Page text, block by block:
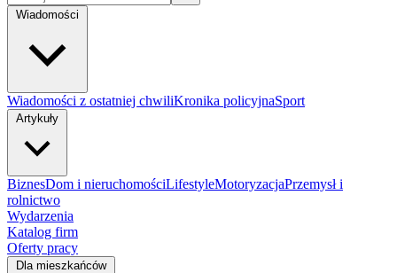
Wiadomości
Wiadomości z ostatniej chwiliKronika policyjnaSport
Artykuły
BiznesDom i nieruchomościLifestyleMotoryzacjaPrzemysł i
rolnictwo
Wydarzenia
Katalog firm
Oferty pracy
Dla mieszkańców